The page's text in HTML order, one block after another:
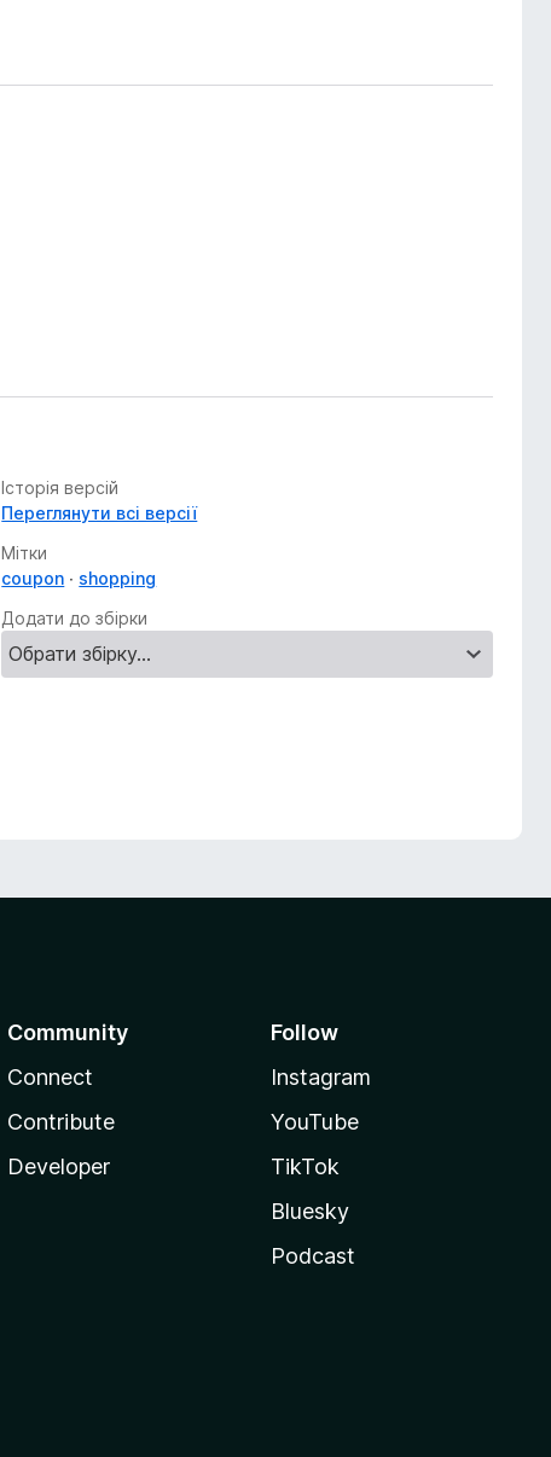
Історія версій
Переглянути всі версії
Мітки
coupon
shopping
Додати до збірки
Community
Connect
Contribute
Developer
Follow
Instagram
YouTube
TikTok
Bluesky
Podcast